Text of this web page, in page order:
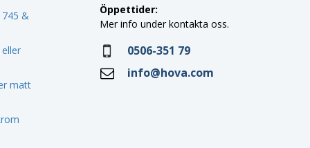
&
matt
Öppettider:
Mer info under kontakta oss.
0506-351 79
info@hova.com